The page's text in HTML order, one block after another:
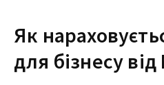
Як
для бізнесу